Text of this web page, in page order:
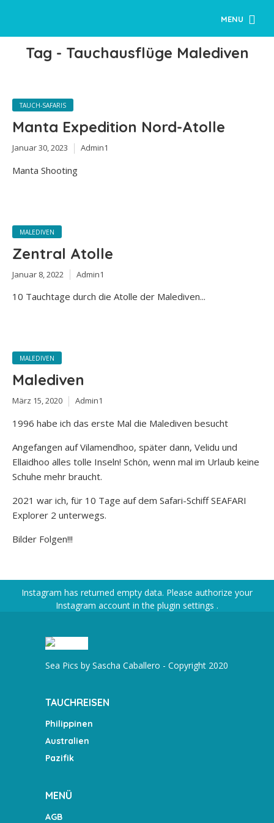
MENU
Tag - Tauchausflüge Malediven
TAUCH-SAFARIS
Manta Expedition Nord-Atolle
Januar 30, 2023 Admin1
Manta Shooting
MALEDIVEN
Zentral Atolle
Januar 8, 2022 Admin1
10 Tauchtage durch die Atolle der Malediven...
MALEDIVEN
Malediven
März 15, 2020 Admin1
1996 habe ich das erste Mal die Malediven besucht
Angefangen auf Vilamendhoo, später dann, Velidu und
Ellaidhoo alles tolle Inseln! Schön, wenn mal im Urlaub keine
Schuhe mehr braucht.
2021 war ich, für 10 Tage auf dem Safari-Schiff SEAFARI
Explorer 2 unterwegs.
Bilder Folgen!!!
Instagram has returned empty data. Please authorize your
Instagram account in the plugin settings .
Sea Pics by Sascha Caballero - Copyright 2020
TAUCHREISEN
Philippinen
Australien
Pazifik
MENÜ
AGB